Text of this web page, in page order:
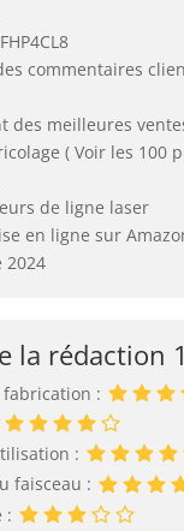
commentaires
des meilleures
( Voir les 100
de ligne laser
en ligne sur
2024
la rédaction
:
:
faisceau :
: